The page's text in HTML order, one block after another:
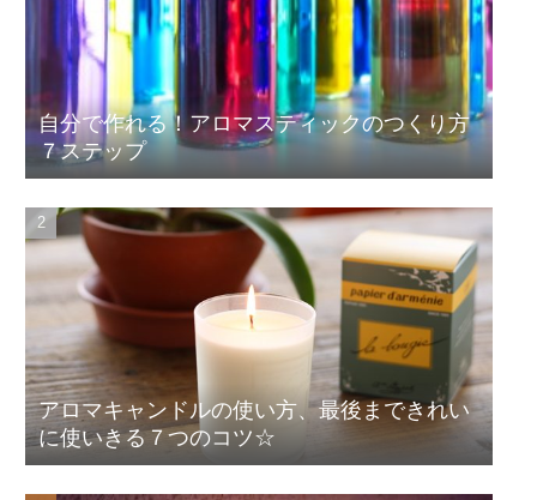
自分で作れる！アロマスティックのつくり方
７ステップ
アロマキャンドルの使い方、最後まできれい
に使いきる７つのコツ☆